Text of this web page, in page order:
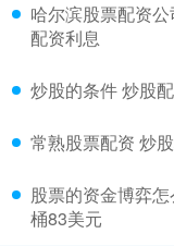
哈尔滨股票配资
配资利息
炒股的条件 炒股
常熟股票配资 炒
股票的资金博弈
桶83美元